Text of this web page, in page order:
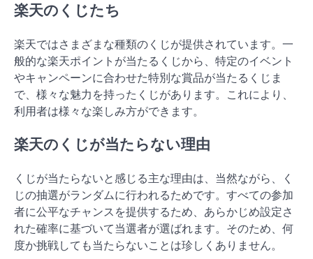
楽天のくじたち
楽天ではさまざまな種類のくじが提供されています。一
般的な楽天ポイントが当たるくじから、特定のイベント
やキャンペーンに合わせた特別な賞品が当たるくじま
で、様々な魅力を持ったくじがあります。これにより、
利用者は様々な楽しみ方ができます。
楽天のくじが当たらない理由
くじが当たらないと感じる主な理由は、当然ながら、く
じの抽選がランダムに行われるためです。すべての参加
者に公平なチャンスを提供するため、あらかじめ設定さ
れた確率に基づいて当選者が選ばれます。そのため、何
度か挑戦しても当たらないことは珍しくありません。